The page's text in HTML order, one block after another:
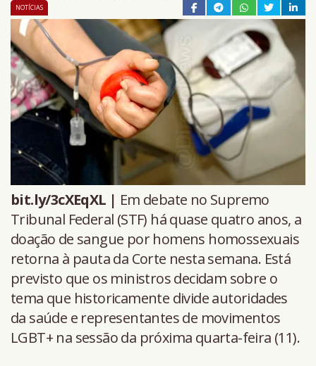
NOTÍCIAS
bit.ly/3cXEqXL | Em debate no Supremo
Tribunal Federal (STF) há quase quatro anos, a
doação de sangue por homens homossexuais
retorna à pauta da Corte nesta semana. Está
previsto que os ministros decidam sobre o
tema que historicamente divide autoridades
da saúde e representantes de movimentos
LGBT+ na sessão da próxima quarta-feira (11).